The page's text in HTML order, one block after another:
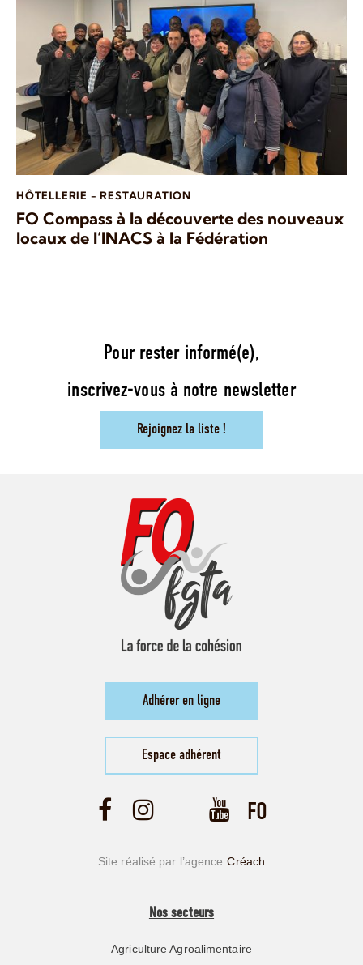
HÔTELLERIE - RESTAURATION
FO Compass à la découverte des nouveaux
locaux de l’INACS à la Fédération
Pour rester informé(e),
inscrivez-vous à notre newsletter
Rejoignez la liste !
Adhérer en ligne
Espace adhérent
Site réalisé par l’agence Créach
Nos secteurs
Agriculture Agroalimentaire